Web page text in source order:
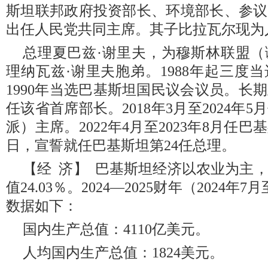
斯坦联邦政府投资部长、环境部长、参
出任人民党共同主席。其子比拉瓦尔现
总理夏巴兹·谢里夫，为穆斯林联盟
理纳瓦兹·谢里夫胞弟。1988年起三度
1990年当选巴基斯坦国民议会议员。长
任该省首席部长。2018年3月至2024年5
派）主席。2022年4月至2023年8月任巴
日，宣誓就任巴基斯坦第24任总理。
【经 济】 巴基斯坦经济以农业为主
值24.03％。2024—2025财年（2024年7
数据如下：
国内生产总值：4110亿美元。
人均国内生产总值：1824美元。